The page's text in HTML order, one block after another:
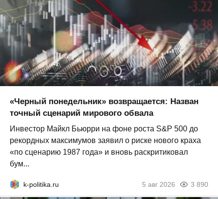
«Черный понедельник» возвращается: Назван
точный сценарий мирового обвала
Инвестор Майкл Бьюрри на фоне роста S&P 500 до
рекордных максимумов заявил о риске нового краха
«по сценарию 1987 года» и вновь раскритиковал
бум...
k-politika.ru 5 авг 2026 3 890